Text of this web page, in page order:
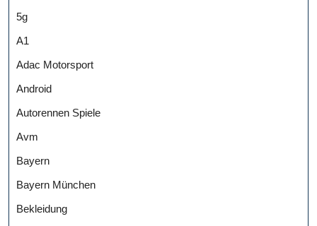
5g
A1
Adac Motorsport
Android
Autorennen Spiele
Avm
Bayern
Bayern München
Bekleidung